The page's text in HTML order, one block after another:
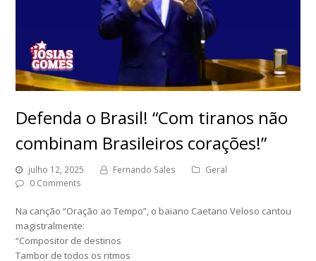
Defenda o Brasil! “Com tiranos não
combinam Brasileiros corações!”
julho 12, 2025 Fernando Sales
Geral
0 Comments
Na canção “Oração ao Tempo”, o baiano Caetano Veloso cantou
magistralmente:
“Compositor de destinos
Tambor de todos os ritmos